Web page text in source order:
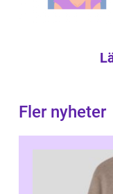
Fler nyheter